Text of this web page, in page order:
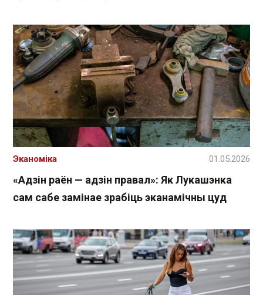
«Адзін раён — адзін правал»: Як Лукашэнка
сам сабе замінае зрабіць эканамічны цуд
Эканоміка 01.05.2026